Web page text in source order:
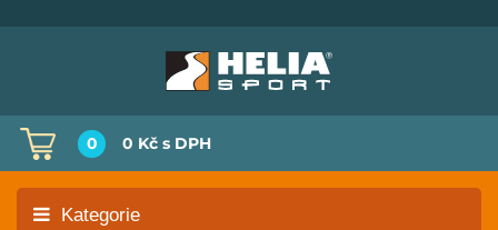
0 0 Kč s DPH
Kategorie